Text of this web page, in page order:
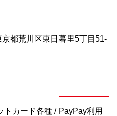
都荒川区東日暮里5丁目51-
トカード各種 / PayPay利用